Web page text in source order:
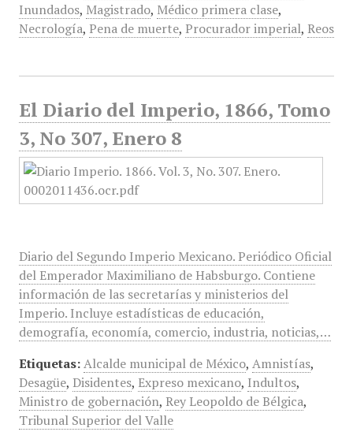
Inundados, Magistrado, Médico primera clase,
Necrología, Pena de muerte, Procurador imperial, Reos
El Diario del Imperio, 1866, Tomo
3, No 307, Enero 8
Diario del Segundo Imperio Mexicano. Periódico Oficial
del Emperador Maximiliano de Habsburgo. Contiene
información de las secretarías y ministerios del
Imperio. Incluye estadísticas de educación,
demografía, economía, comercio, industria, noticias,…
Etiquetas: Alcalde municipal de México, Amnistías,
Desagüe, Disidentes, Expreso mexicano, Indultos,
Ministro de gobernación, Rey Leopoldo de Bélgica,
Tribunal Superior del Valle